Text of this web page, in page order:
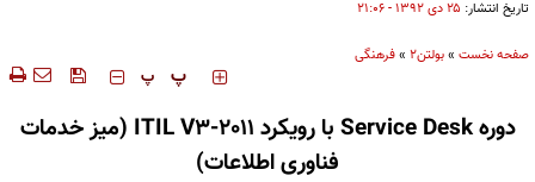
تاریخ انتشار: ۲۵ دی ۱۳۹۲ - ۲۱:۰۶
صفحه نخست »بولتن2 »فرهنگی
‍‍‍ پ پ
دوره Service Desk با رویکرد ITIL V3-2011 (میز خدمات
فناوری اطلاعات)